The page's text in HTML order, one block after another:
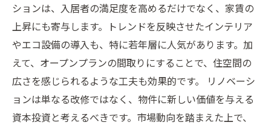
ションは、入居者の満足度を高めるだけでなく、家賃の
上昇にも寄与します。トレンドを反映させたインテリア
やエコ設備の導入も、特に若年層に人気があります。加
えて、オープンプランの間取りにすることで、住空間の
広さを感じられるような工夫も効果的です。 リノベーシ
ョンは単なる改修ではなく、物件に新しい価値を与える
資本投資と考えるべきです。市場動向を踏まえた上で、